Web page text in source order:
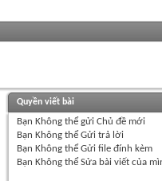
Quyền viết bài
Bạn Không thểgửi Chủ đề mới
Bạn Không thểGửi trả lời
Bạn Không thểGửi file đính kèm
Bạn Không thểSửa bài viết của